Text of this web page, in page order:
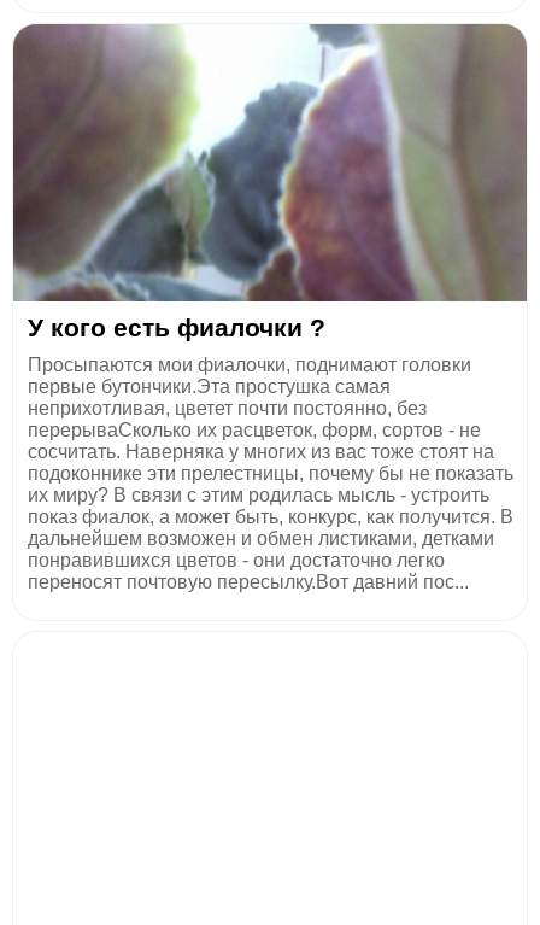
У кого есть фиалочки ?
Просыпаются мои фиалочки, поднимают головки
первые бутончики.Эта простушка самая
неприхотливая, цветет почти постоянно, без
перерываСколько их расцветок, форм, сортов - не
сосчитать. Наверняка у многих из вас тоже стоят на
подоконнике эти прелестницы, почему бы не показать
их миру? В связи с этим родилась мысль - устроить
показ фиалок, а может быть, конкурс, как получится. В
дальнейшем возможен и обмен листиками, детками
понравившихся цветов - они достаточно легко
переносят почтовую пересылку.Вот давний пос...